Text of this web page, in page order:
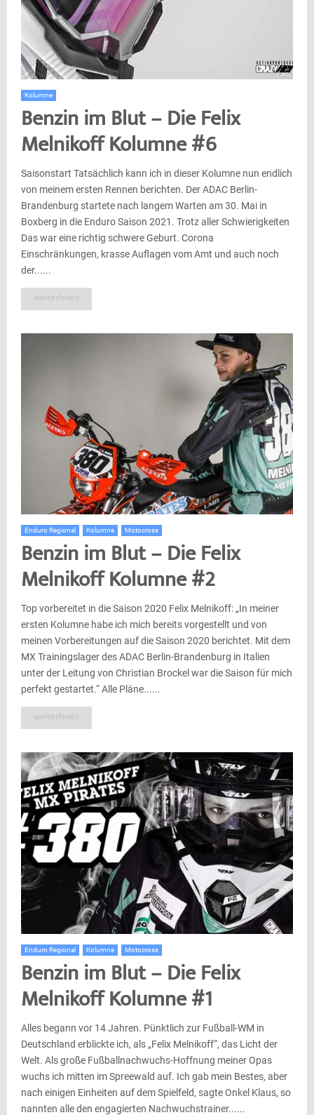
Kolumne
Benzin im Blut – Die Felix
Melnikoff Kolumne #6
Saisonstart Tatsächlich kann ich in dieser Kolumne nun endlich
von meinem ersten Rennen berichten. Der ADAC Berlin-
Brandenburg startete nach langem Warten am 30. Mai in
Boxberg in die Enduro Saison 2021. Trotz aller Schwierigkeiten
Das war eine richtig schwere Geburt. Corona
Einschränkungen, krasse Auflagen vom Amt und auch noch
der......
weiterlesen
Enduro Regional Kolumne Motocross
Benzin im Blut – Die Felix
Melnikoff Kolumne #2
Top vorbereitet in die Saison 2020 Felix Melnikoff: „In meiner
ersten Kolumne habe ich mich bereits vorgestellt und von
meinen Vorbereitungen auf die Saison 2020 berichtet. Mit dem
MX Trainingslager des ADAC Berlin-Brandenburg in Italien
unter der Leitung von Christian Brockel war die Saison für mich
perfekt gestartet.“ Alle Pläne......
weiterlesen
Enduro Regional Kolumne Motocross
Benzin im Blut – Die Felix
Melnikoff Kolumne #1
Alles begann vor 14 Jahren. Pünktlich zur Fußball-WM in
Deutschland erblickte ich, als „Felix Melnikoff“, das Licht der
Welt. Als große Fußballnachwuchs-Hoffnung meiner Opas
wuchs ich mitten im Spreewald auf. Ich gab mein Bestes, aber
nach einigen Einheiten auf dem Spielfeld, sagte Onkel Klaus, so
nannten alle den engagierten Nachwuchstrainer......